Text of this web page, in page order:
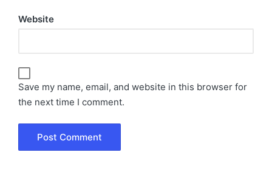
Website
Save my name, email, and website in this browser for
the next time I comment.